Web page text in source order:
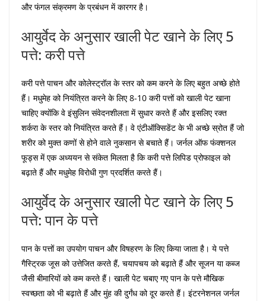
और फंगल संक्रमण के प्रबंधन में कारगर है।
आयुर्वेद के अनुसार खाली पेट खाने के लिए 5
पत्ते: करी पत्ते
करी पत्ते पाचन और कोलेस्ट्रॉल के स्तर को कम करने के लिए बहुत अच्छे होते
हैं। मधुमेह को नियंत्रित करने के लिए 8-10 करी पत्तों को खाली पेट खाना
चाहिए क्योंकि वे इंसुलिन संवेदनशीलता में सुधार करते हैं और इसलिए रक्त
शर्करा के स्तर को नियंत्रित करते हैं। वे एंटीऑक्सिडेंट के भी अच्छे स्रोत हैं जो
शरीर को मुक्त कणों से होने वाले नुकसान से बचाते हैं। जर्नल ऑफ फंक्शनल
फूड्स में एक अध्ययन से संकेत मिलता है कि करी पत्ते लिपिड प्रोफाइल को
बढ़ाते हैं और मधुमेह विरोधी गुण प्रदर्शित करते हैं।
आयुर्वेद के अनुसार खाली पेट खाने के लिए 5
पत्ते: पान के पत्ते
पान के पत्तों का उपयोग पाचन और विषहरण के लिए किया जाता है। ये पत्ते
गैस्ट्रिक जूस को उत्तेजित करते हैं, चयापचय को बढ़ाते हैं और सूजन या कब्ज
जैसी बीमारियों को कम करते हैं। खाली पेट चबाए गए पान के पत्ते मौखिक
स्वच्छता को भी बढ़ाते हैं और मुंह की दुर्गंध को दूर करते हैं। इंटरनेशनल जर्नल